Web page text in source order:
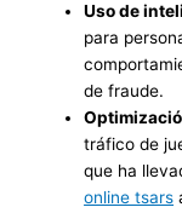
Uso de
para
de fraude.
tráfico de
que ha
online tsars